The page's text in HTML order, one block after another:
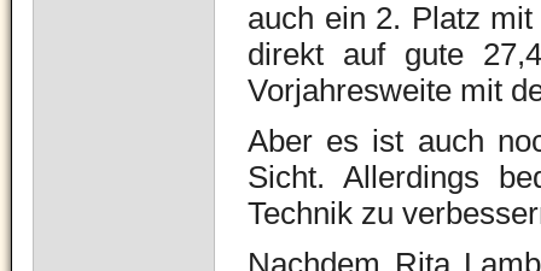
auch ein 2. Platz
direkt auf gute
Vorjahresweite mit
Aber es ist auch
Sicht. Allerdings
Technik zu
Nachdem Rita